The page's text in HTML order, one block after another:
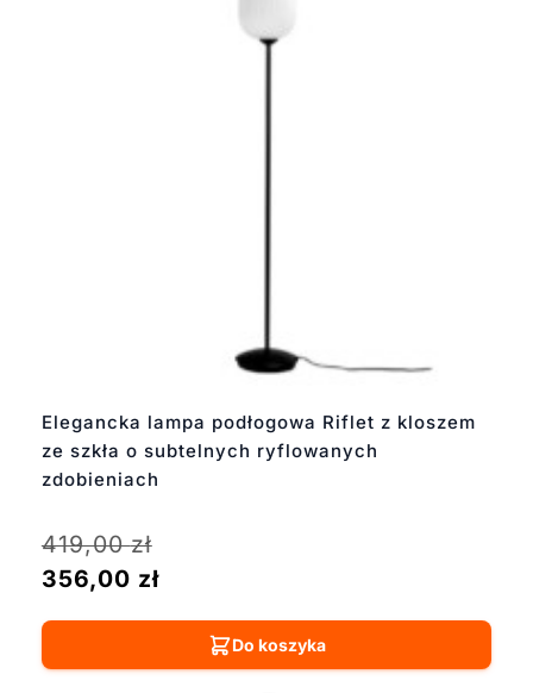
Elegancka lampa podłogowa Riflet z kloszem
ze szkła o subtelnych ryflowanych
zdobieniach
419,00zł
356,00 zł
Do koszyka